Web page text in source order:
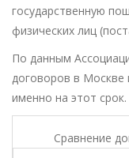
государственную
физических лиц
По данным
договоров в Москве
именно на этот
Сравнение